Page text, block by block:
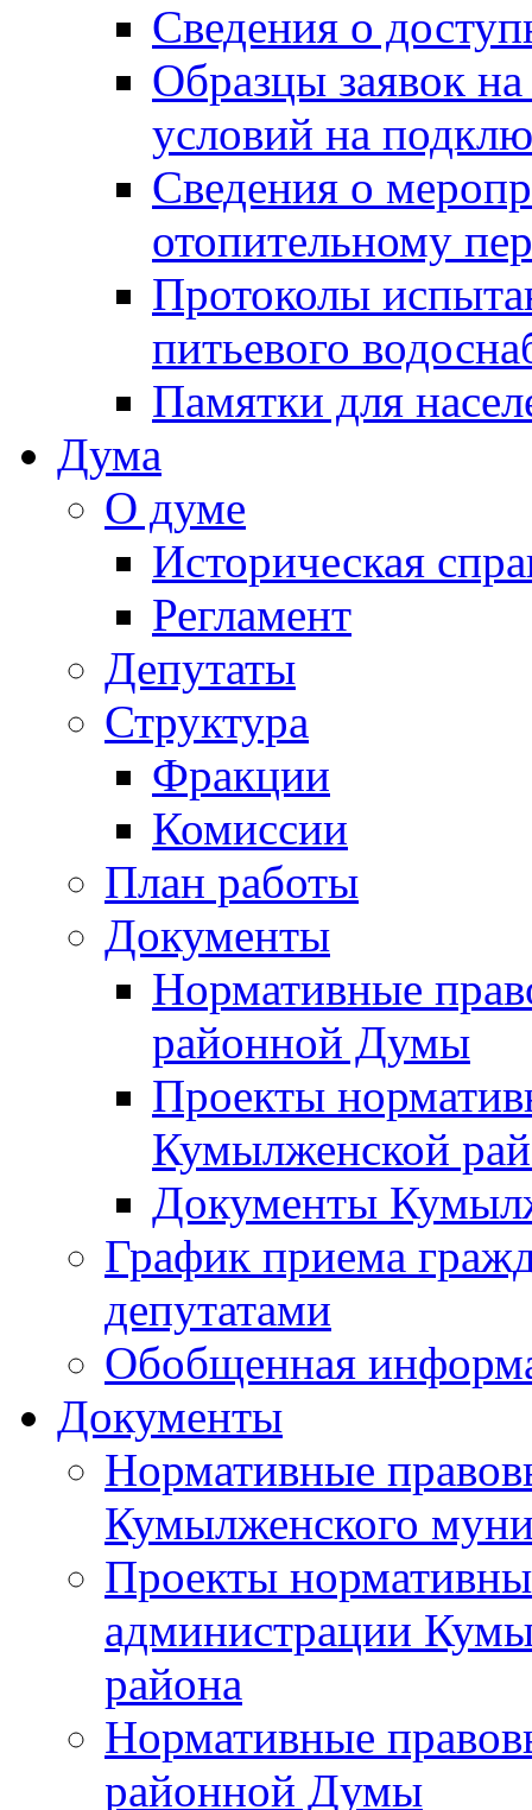
Сведения о
Образцы заявок
условий на
Сведения о
отопительному
Протоколы
питьевого
Памятки для
Дума
О думе
Историческая
Регламент
Депутаты
Структура
Фракции
Комиссии
План работы
Документы
Нормативные
районной Думы
Проекты
Кумылженской
Документы
График приема
депутатами
Обобщенная
Документы
Нормативные
Кумылженского
Проекты
администрации
района
Нормативные
районной Думы